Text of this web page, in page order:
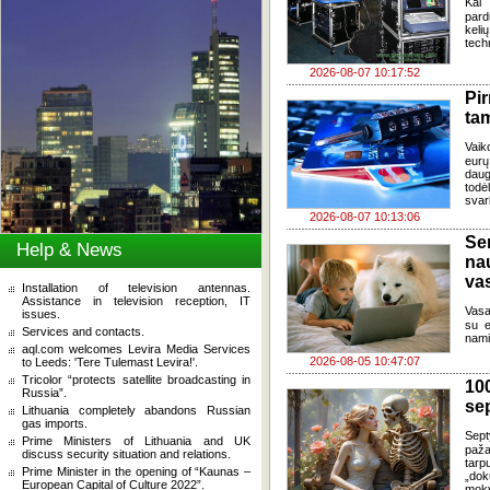
Help & News
Installation of television antennas.
Assistance in television reception, IT
issues.
Services and contacts.
aql.com welcomes Levira Media Services
to Leeds: 'Tere Tulemast Levira!'.
Tricolor “protects satellite broadcasting in
Russia”.
Lithuania completely abandons Russian
gas imports.
Prime Ministers of Lithuania and UK
discuss security situation and relations.
Prime Minister in the opening of “Kaunas –
European Capital of Culture 2022”.
2026-08-07 10:17:52
2026-08-07 10:13:06
2026-08-05 10:47:07
su